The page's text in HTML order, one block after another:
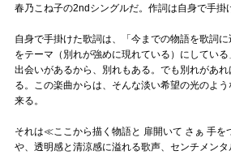
春乃こね子の2ndシングルだ。作詞は自身で手掛
自身で手掛けた歌詞は、「今までの物語を歌詞
をテーマ（別れが強めに現れている）にしている
出会いがあるから、別れもある。でも別れがあ
る。この楽曲からは、そんな淡い希望の光のよ
来る。
それは≪ここから描く物語と 扉開いて さぁ 手
や、透明感と清涼感に溢れる歌声、センチメン